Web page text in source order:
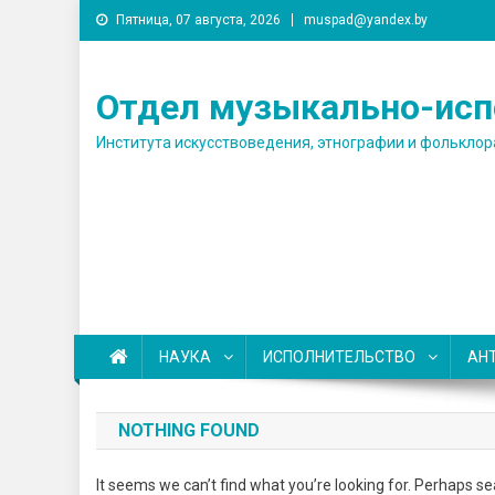
Skip
to
Пятница, 07 августа, 2026 muspad@yandex.by
Отдел музыкально-
Института искусствоведения, этнографии и
НАУКА ИСПОЛНИТЕЛЬСТВО
NOTHING FOUND
It seems we can’t find what you’re looking for. Perhaps